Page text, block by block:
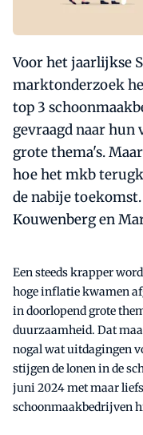
Voor het jaarlijkse
marktonderzoek
top 3
gevraagd naar hun
grote thema's.
hoe het mkb
de nabije
Kouwenberg en
Een steeds krapper
hoge inflatie kwamen
in doorlopend grote
duurzaamheid. Dat
nogal wat uitdagingen
stijgen de lonen in de
juni 2024 met maar
schoonmaakbedrijven